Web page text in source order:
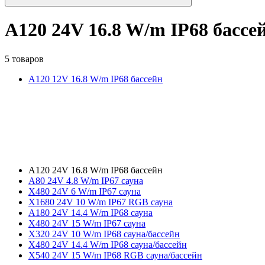
A120 24V 16.8 W/m IP68
5 товаров
A120 12V 16.8 W/m IP68 бассейн
A120 24V 16.8 W/m IP68 бассейн
A80 24V 4.8 W/m IP67 сауна
X480 24V 6 W/m IP67 сауна
X1680 24V 10 W/m IP67 RGB сауна
A180 24V 14.4 W/m IP68 сауна
X480 24V 15 W/m IP67 сауна
X320 24V 10 W/m IP68 сауна/бассейн
X480 24V 14.4 W/m IP68 сауна/бассейн
X540 24V 15 W/m IP68 RGB сауна/бассейн